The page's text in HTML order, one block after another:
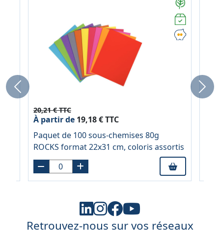
20,21 € TTC
À partir de19,18 € TTC
Paquet de 100 sous-chemises 80g
ROCKS format 22x31 cm, coloris assortis
Previous Next
Retrouvez-nous sur vos réseaux